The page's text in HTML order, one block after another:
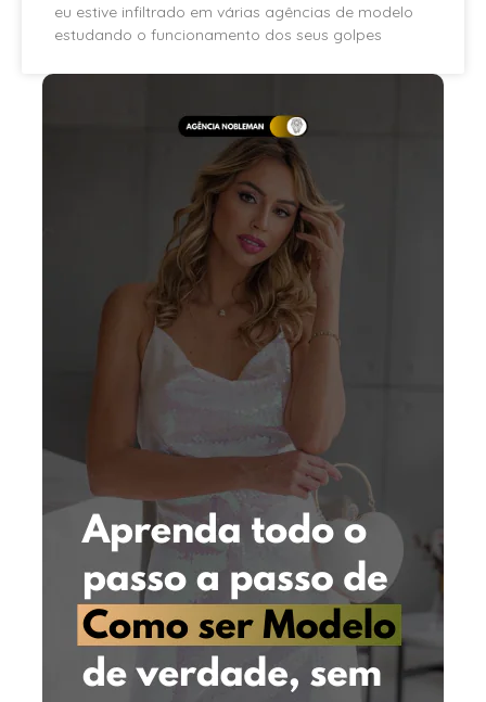
eu estive infiltrado em várias agências de modelo
estudando o funcionamento dos seus golpes